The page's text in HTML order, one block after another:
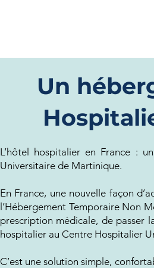
Un
L’hôtel hospitalier en France :
Universitaire de Martinique.
En France, une nouvelle façon
l’Hébergement Temporaire Non
prescription médicale, de passer
hospitalier au Centre Hospitalier
C’est une solution simple,